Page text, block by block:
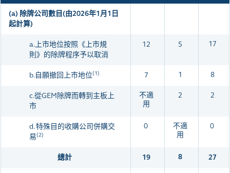
(a) 除牌公司數目(由2026年1月1日
起計算)
a. 上市地位按照《上市規
則》的除牌程序予以取消
12 5 17
b.自願撤回上市地位(1) 7 1 8
c.從GEM除牌而轉到主板上
市
不適
用
2 2
d. 特殊目的收購公司併購交
易(2)
0
不適
用
0
總計 19 8 27